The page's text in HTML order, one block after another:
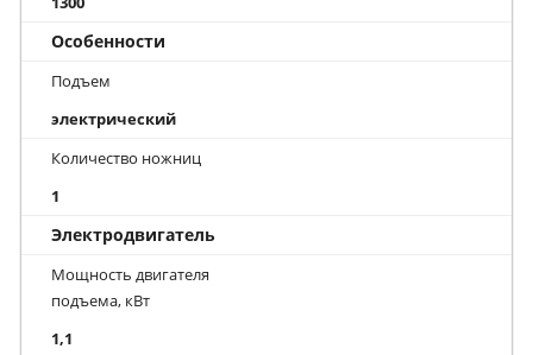
Особенности
Подъем
электрический
Количество ножниц
1
Электродвигатель
Мощность двигателя
подъема, кВт
1,1